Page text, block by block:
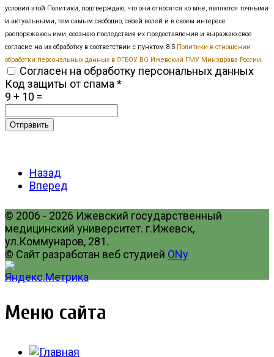
условия этой Политики, подтверждаю, что они относятся ко мне, являются точными
и актуальными, тем самым свободно, своей волей и в своем интересе
распоряжаюсь ими, осознаю последствия их предоставления и выражаю свое
согласие на их обработку в соответствии с пунктом 8.5 Политики в отношении
обработки персональных данных в ФГБОУ ВО Ижевский ГМУ Минздрава России.
Согласен на обработку персональных данных
Код защиты от спама *
9 + 10 =
Отправить
Назад
Вперед
© 2006 - 2026 Ижевский государственный
медицинский университет. г.Ижевск,
ул.Коммунаров, 281.
© Сайт разработан веб студией ONy
Меню сайта